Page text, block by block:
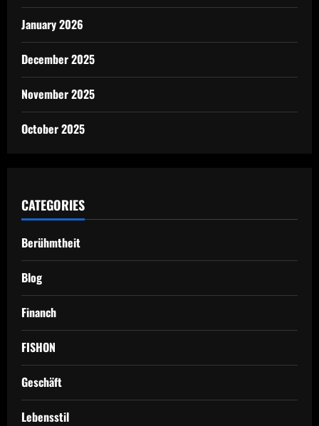
January 2026
December 2025
November 2025
October 2025
CATEGORIES
Berühmtheit
Blog
Financh
FISHON
Geschäft
Lebensstil